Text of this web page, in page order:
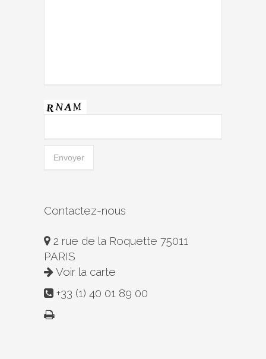
Contactez-nous
2 rue de la Roquette 75011
PARIS
Voir la carte
+33 (1) 40 01 89 00